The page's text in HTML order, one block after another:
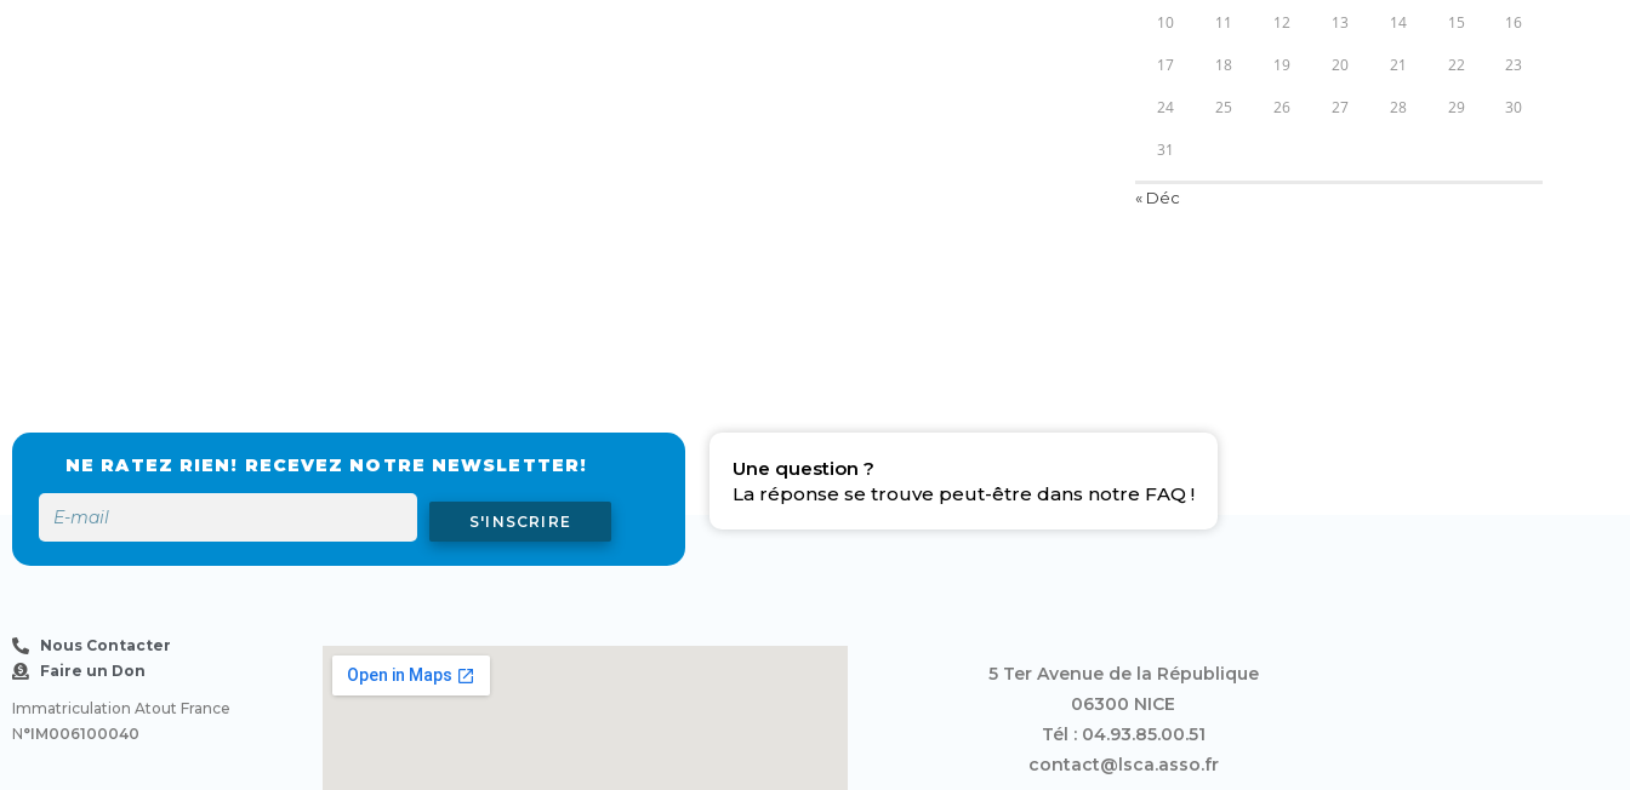
10 11 12 13 14 15 16
17 18 19 20 21 22 23
24 25 26 27 28 29 30
31
« Déc
NE RATEZ RIEN! RECEVEZ NOTRE NEWSLETTER!
S'INSCRIRE
Une question ?
La réponse se trouve peut-être dans notre FAQ !
Nous Contacter
Faire un Don
Immatriculation Atout France
N°IM006100040
5 Ter Avenue de la République
06300 NICE
Tél : 04.93.85.00.51
contact@lsca.asso.fr